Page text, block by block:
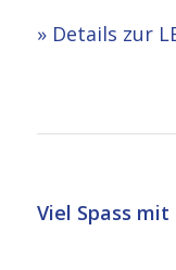
» Details zur
Viel Spass